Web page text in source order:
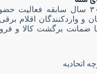
فروشگاه الکتارا با ۳۰ سال
و واردکنندگان اقلام
با ضمانت برگشت کالا و
اتحادیه